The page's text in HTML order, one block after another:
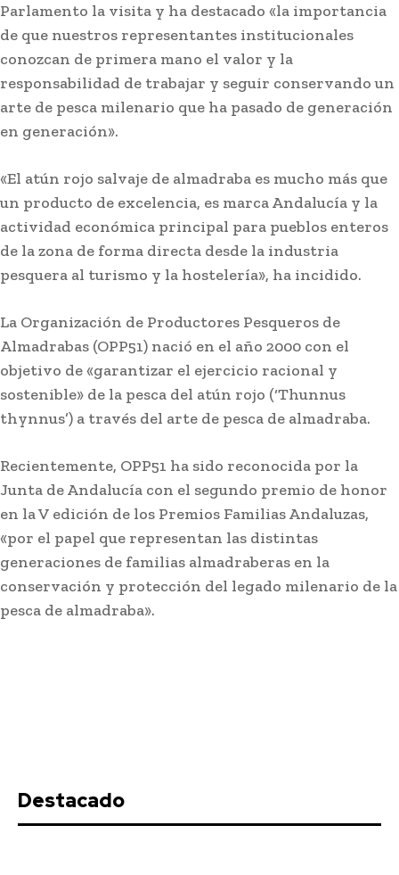
Parlamento la visita y ha destacado «la importancia
de que nuestros representantes institucionales
conozcan de primera mano el valor y la
responsabilidad de trabajar y seguir conservando un
arte de pesca milenario que ha pasado de generación
en generación».
«El atún rojo salvaje de almadraba es mucho más que
un producto de excelencia, es marca Andalucía y la
actividad económica principal para pueblos enteros
de la zona de forma directa desde la industria
pesquera al turismo y la hostelería», ha incidido.
La Organización de Productores Pesqueros de
Almadrabas (OPP51) nació en el año 2000 con el
objetivo de «garantizar el ejercicio racional y
sostenible» de la pesca del atún rojo (‘Thunnus
thynnus’) a través del arte de pesca de almadraba.
Recientemente, OPP51 ha sido reconocida por la
Junta de Andalucía con el segundo premio de honor
en la V edición de los Premios Familias Andaluzas,
«por el papel que representan las distintas
generaciones de familias almadraberas en la
conservación y protección del legado milenario de la
pesca de almadraba».
Destacado